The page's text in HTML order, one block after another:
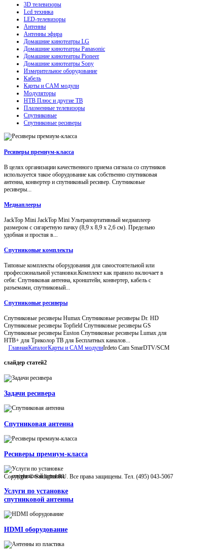
3D телевизоры
Lcd техника
LED-телевизоры
Антенны
Антенны эфира
Домашние кинотеатры LG
Домашние кинотеатры Panasonic
Домашние кинотеатры Pioneer
Домашние кинотеатры Sony
Измерительное оборудование
Кабель
Карты и CAM модули
Модуляторы
НТВ Плюс и другие ТВ
Плазменные телевизоры
Спутниковые
Спутниковые ресиверы
Ресиверы премиум-класса
В целях организации качественного приема сигнала со спутников
используется такое оборудование как собственно спутниковая
антенна, конвертер и спутниковый ресивер. Спутниковые
ресиверы...
Медиаплееры
JackTop Mini JackTop Mini Ультрапортативный медиаплеер
размером с сигаретную пачку (8,9 x 8,9 x 2,6 см). Предельно
удобная и простая в...
Спутниковые комплекты
Типовые комплекты оборудования для самостоятельной или
профессиональной установки.Комплект как правило включает в
себя: Спутниковая антенна, кронштейн, конвертер, кабель с
разъемами, спутниковый...
Спутниковые ресиверы
Спутниковые ресиверы Humax Спутниковые ресиверы Dr. HD
Спутниковые ресиверы Topfield Спутниковые ресиверы GS
Спутниковые ресиверы Euston Спутниковые ресиверы Lumax для
НТВ+ для Триколор ТВ для Бесплатных каналов...
ГлавнаяКаталогКарты и CAM модулиIrdeto Cam SmarDTV/SCM
слайдер статей2
Задачи ресивера
Спутниковая антенна
Ресиверы премиум-класса
Услуги по установке
спутниковой антенны
HDMI оборудование
Copyright © Satdigital.RU. Все права защищены. Тел. (495) 043-5067